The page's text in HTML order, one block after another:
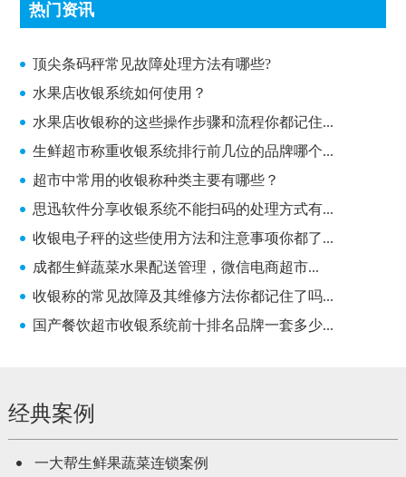
热门资讯
顶尖条码秤常见故障处理方法有哪些?
顶尖条码秤常见故障处理方法有哪些?
水果店收银系统如何使用？
水果店收银称的这些操作步骤和流程你都记住...
生鲜超市称重收银系统排行前几位的品牌哪个...
超市中常用的收银称种类主要有哪些？
思迅软件分享收银系统不能扫码的处理方式有...
收银电子秤的这些使用方法和注意事项你都了...
成都生鲜蔬菜水果配送管理，微信电商超市...
收银称的常见故障及其维修方法你都记住了吗...
国产餐饮超市收银系统前十排名品牌一套多少...
经典案例
一大帮生鲜果蔬菜连锁案例